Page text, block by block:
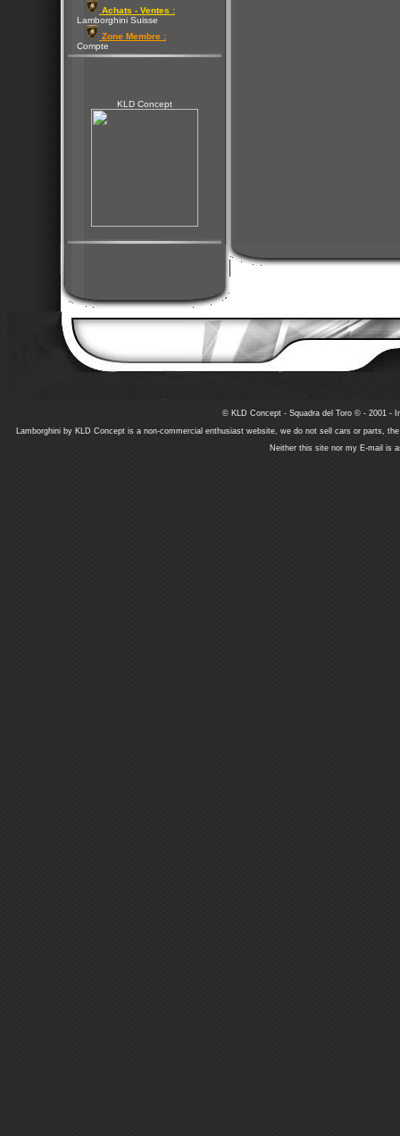
Achats - Ventes :
Lamborghini Suisse
Zone Membre :
Compte
KLD Concept
© KLD Concept - Squadra del Toro © - 2001 -
Lamborghini by KLD Concept is a non-commercial enthusiast website, we do not sell cars or parts,
Neither this site nor my E-mail is